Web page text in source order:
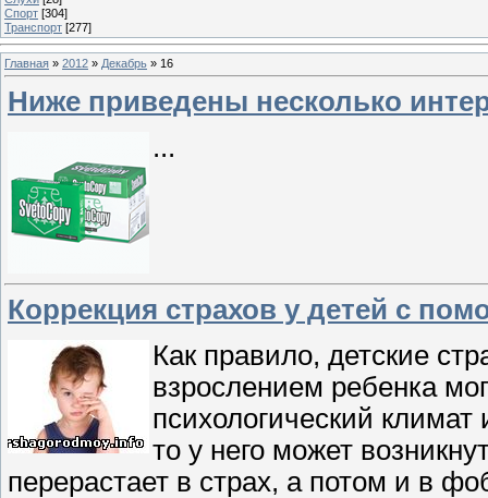
Спорт [304]
Транспорт [277]
Главная » 2012 » Декабрь » 16
Ниже приведены несколько
...
Коррекция страхов у детей с
Как правило, детские
взрослением ребенка
психологический
то у него может
перерастает в страх, а потом и в